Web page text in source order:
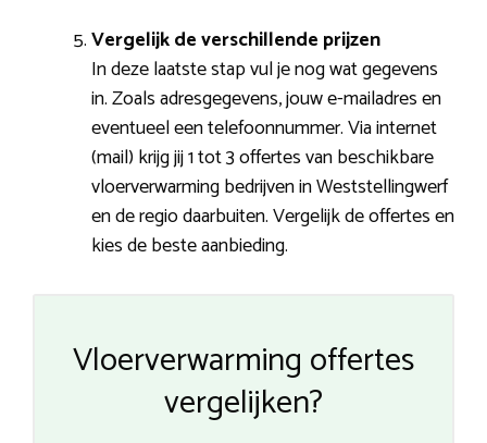
Vergelijk de verschillende prijzen
In deze laatste stap vul je nog wat gegevens
in. Zoals adresgegevens, jouw e-mailadres en
eventueel een telefoonnummer. Via internet
(mail) krijg jij 1 tot 3 offertes van beschikbare
vloerverwarming bedrijven in Weststellingwerf
en de regio daarbuiten. Vergelijk de offertes en
kies de beste aanbieding.
Vloerverwarming offertes
vergelijken?